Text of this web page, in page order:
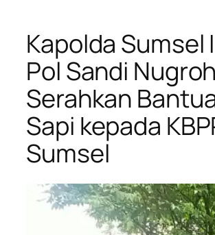
Kapolda Sumsel
Pol Sandi
Serahkan
Sapi kepada
Sumsel